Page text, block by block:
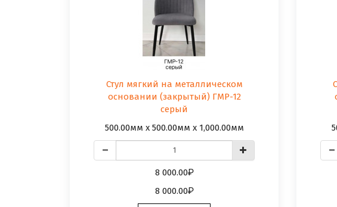
Стул мягкий на металлическом
основании (закрытый) ГМР-12
серый
500.00мм x 500.00мм x 1,000.00мм
8 000.00
8 000.00